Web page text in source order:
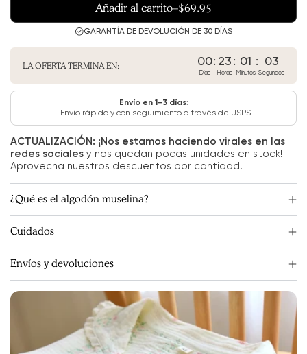
Añadir al carrito–$69.95
GARANTÍA DE DEVOLUCIÓN DE 30 DÍAS
LA OFERTA TERMINA EN: 00
Días
: 23
Horas
: 01
Minutos
: 02
Segundos
Envío en 1-3 días:
. Envío rápido y con seguimiento a través de USPS
ACTUALIZACIÓN: ¡Nos estamos haciendo virales en las
redes sociales y nos quedan pocas unidades en stock!
Aprovecha nuestros descuentos por cantidad.
¿Qué es el algodón muselina?
Cuidados
Envíos y devoluciones